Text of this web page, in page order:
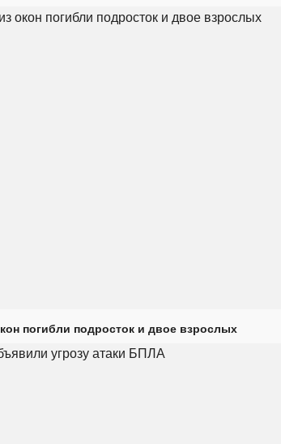
погибли подросток и двое взрослых